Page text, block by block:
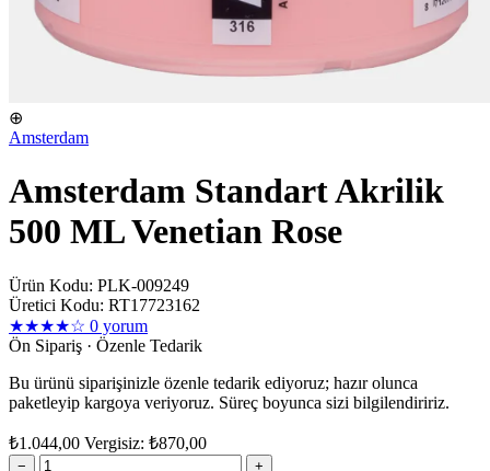
⊕
Amsterdam
Amsterdam Standart Akrilik
500 ML Venetian Rose
Ürün Kodu: PLK-009249
Üretici Kodu: RT17723162
★★★★☆ 0 yorum
Ön Sipariş · Özenle Tedarik
Bu ürünü siparişinizle özenle tedarik ediyoruz; hazır olunca
paketleyip kargoya veriyoruz. Süreç boyunca sizi bilgilendiririz.
₺1.044,00 Vergisiz: ₺870,00
− +